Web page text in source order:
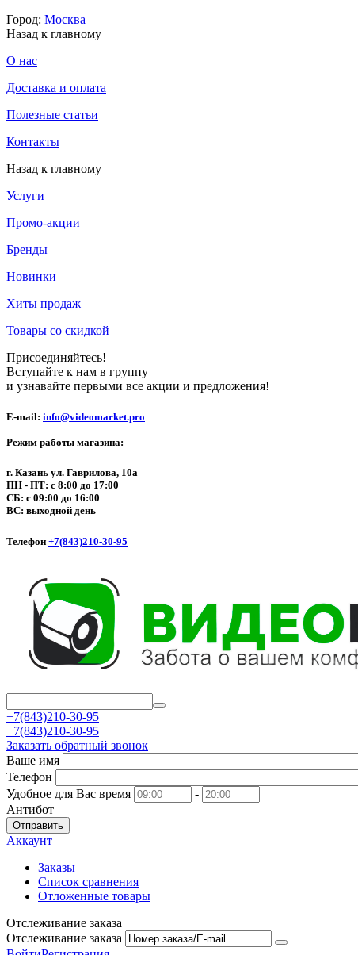
Город: Москва
Назад к главному
О нас
Доставка и оплата
Полезные статьи
Контакты
Назад к главному
Услуги
Промо-акции
Бренды
Новинки
Хиты продаж
Товары со скидкой
Присоединяйтесь!
Вступайте к нам в группу
и узнавайте первыми все акции и предложения!
E-mail: info@videomarket.pro
Режим работы магазина:
г. Казань ул. Гаврилова, 10а
ПН - ПТ: с 8:00 до 17:00
СБ: с 09:00 до 16:00
ВС: выходной день
Телефон +7(843)210-30-95
+7(843)210-30-95
+7(843)210-30-95
Заказать обратный звонок
Ваше имя
Телефон
Удобное для Вас время
-
Антибот
Отправить
Аккаунт
Заказы
Список сравнения
Отложенные товары
Отслеживание заказа
Отслеживание заказа